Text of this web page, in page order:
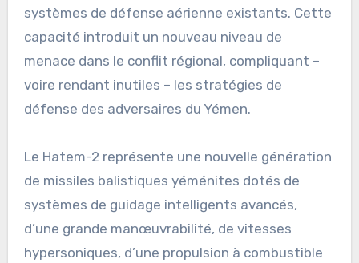
systèmes de défense aérienne existants. Cette
capacité introduit un nouveau niveau de
menace dans le conflit régional, compliquant –
voire rendant inutiles – les stratégies de
défense des adversaires du Yémen.
Le Hatem-2 représente une nouvelle génération
de missiles balistiques yéménites dotés de
systèmes de guidage intelligents avancés,
d’une grande manœuvrabilité, de vitesses
hypersoniques, d’une propulsion à combustible